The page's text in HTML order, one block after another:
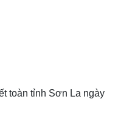
toàn tỉnh Sơn La ngày